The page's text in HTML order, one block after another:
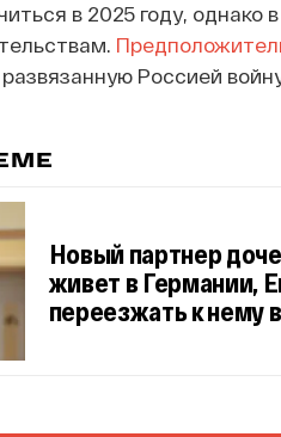
в 2025 году, однако
Россией
Новый партнер
живет в Германии,
переезжать к нему